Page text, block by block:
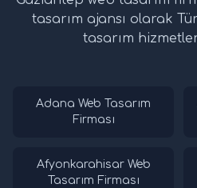
tasarım ajansı olarak
tasarım
Adana Web Tasarım
Firması
Afyonkarahisar Web
Tasarım Firması